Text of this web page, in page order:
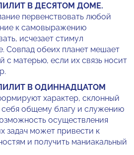
В ДЕСЯТОМ ДОМЕ.
первенствовать любой
к самовыражению
исчезает стимул
Совпад обеих планет мешает
с матерью, если их связь носит
В ОДИННАДЦАТОМ
характер, склонный
себя общему благу и служению
осуществления
задач может привести к
и получить маниакальный